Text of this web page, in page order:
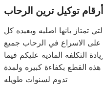
أرقام توكيل ترين
تمتاز بانها اصليه وبعيده كل
على الاسراع في الرحاب جميع
التكلفه الماديه عليكم فيما
القطع بكفاءة كبيره ولمدة
تدوم لسنوات طويله